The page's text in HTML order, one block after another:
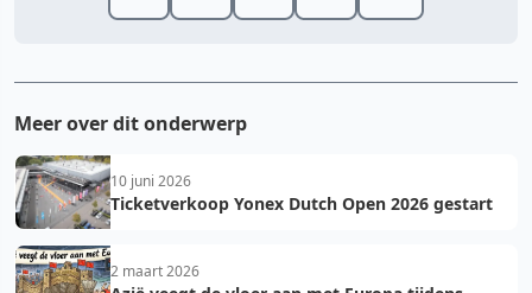
Meer over dit onderwerp
10 juni 2026
Ticketverkoop Yonex Dutch Open 2026 gestart
2 maart 2026